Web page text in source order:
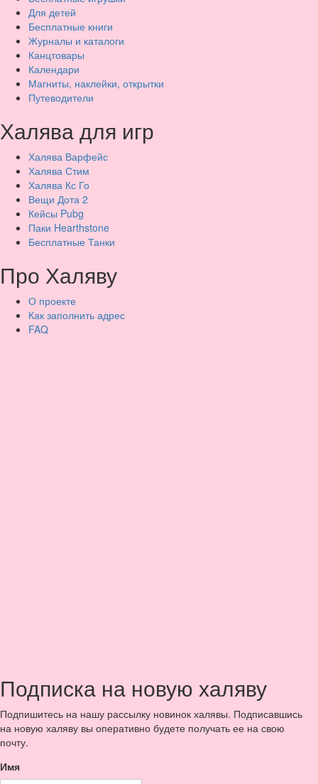
Для детей
Бесплатные книги
Журналы и каталоги
Канцтовары
Календари
Магниты, наклейки, открытки
Путеводители
Халява для игр
Халява Варфейс
Халява Стим
Халява Кс Го
Вещи Дота 2
Кейсы Pubg
Паки Hearthstone
Бесплатные Танки
Про Халяву
О проекте
Как заполнить адрес
FAQ
Подписка на новую халяву
Подпишитесь на нашу рассылку новинок халявы. Подписавшись
на новую халяву вы оперативно будете получать ее на свою
почту.
Имя